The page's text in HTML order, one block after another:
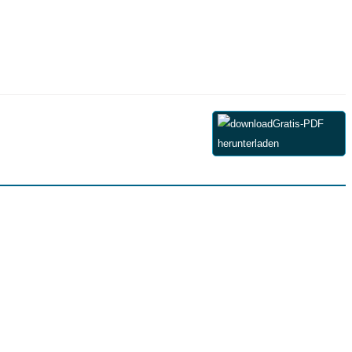
Gratis-PDF
herunterladen